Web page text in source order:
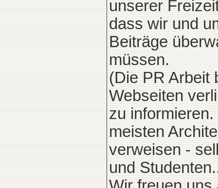
unserer
dass wir und
Beiträge
müssen.
(Die PR Arbeit
Webseiten
zu
meisten
verweisen -
und